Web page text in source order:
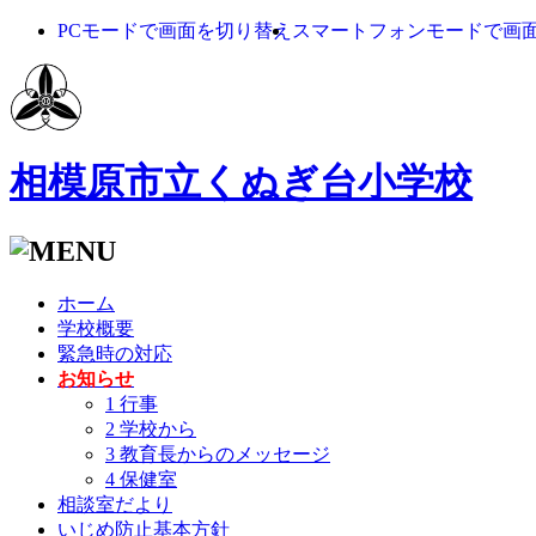
PCモードで画面を切り替え スマートフォンモードで画
相模原市立くぬぎ台小学校
ホーム
学校概要
緊急時の対応
お知らせ
1 行事
2 学校から
3 教育長からのメッセージ
4 保健室
相談室だより
いじめ防止基本方針